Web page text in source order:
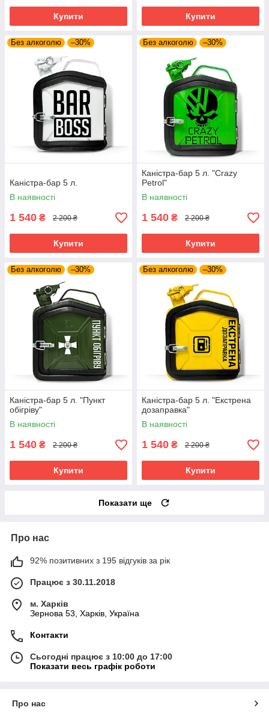
Купити Купити
Без алкоголю –30%
Каністра-бар 5 л.
В наявності
1 540 ₴ 2 200 ₴
Купити
Без алкоголю –30%
Каністра-бар 5 л. "Crazy
Petrol"
В наявності
1 540 ₴ 2 200 ₴
Купити
Без алкоголю –30%
Каністра-бар 5 л. "Пункт
обігріву"
В наявності
1 540 ₴ 2 200 ₴
Купити
Без алкоголю –30%
Каністра-бар 5 л. "Екстрена
дозаправка"
В наявності
1 540 ₴ 2 200 ₴
Купити
Показати ще
Про нас
92% позитивних з 195 відгуків за рік
Працює з 30.11.2018
м. Харків
Зернова 53, Харків, Україна
Контакти
Сьогодні працює з 10:00 до 17:00
Показати весь графік роботи
Про нас